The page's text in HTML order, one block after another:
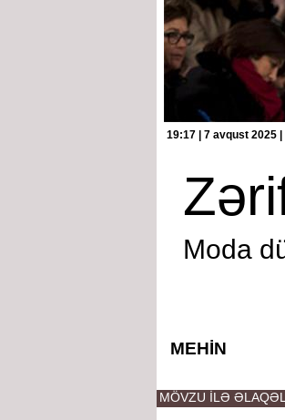
19:17 | 7 avqust 2025 |
Moda
MEHİN
MÖVZU İLƏ